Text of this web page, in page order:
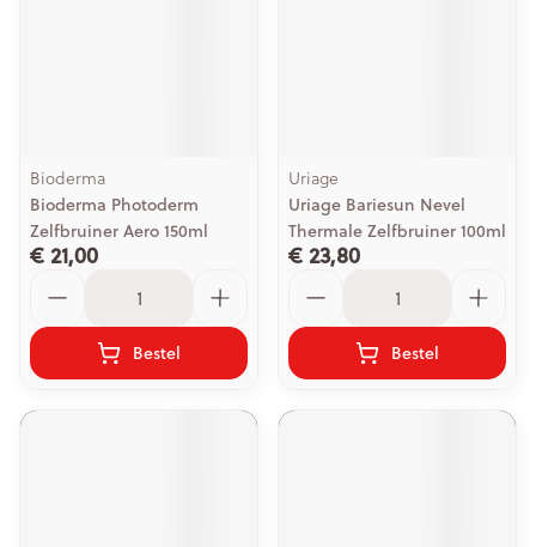
Bioderma
Bioderma Photoderm
Zelfbruiner Aero 150ml
€ 21,00
Bestel
Uriage
Uriage Bariesun Nevel
Thermale Zelfbruiner 100ml
€ 23,80
Bestel